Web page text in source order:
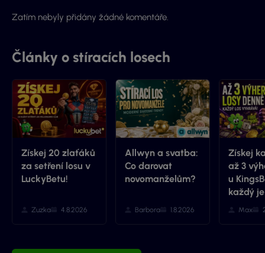
Zatím nebyly přidány žádné komentáře.
Články o stíracích losech
Získej 20 zlaťáků
za setření losu v
LuckyBetu!
Zuzka 4.8.2026
Allwyn a svatba:
Co darovat
novomanželům?
Barbora 1.8.2026
Získej
až 3
u
každý
Max